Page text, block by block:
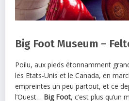
Big Foot Museum –
Poilu, aux pieds étonnamment
les Etats-Unis et le Canada, en
empreintes un peu partout, et ce
l’Ouest… Big Foot, c’est plus qu’un